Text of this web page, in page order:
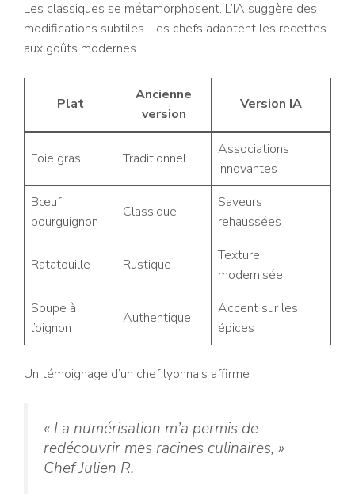
Les classiques se métamorphosent. L’IA suggère des
modifications subtiles. Les chefs adaptent les recettes
aux goûts modernes.
Plat
Ancienne
version
Version IA
Foie gras Traditionnel
Associations
innovantes
Bœuf
bourguignon
Classique
Saveurs
rehaussées
Ratatouille Rustique
Texture
modernisée
Soupe à
l’oignon
Authentique
Accent sur les
épices
Un témoignage d’un chef lyonnais affirme :
« La numérisation m’a permis de
redécouvrir mes racines culinaires, »
Chef Julien R.